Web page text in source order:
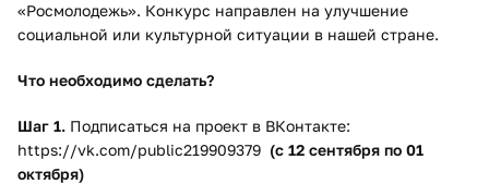
«Росмолодежь».​ Конкурс направлен на улучшение
социальной или культурной ситуации в нашей стране.
Что необходимо сделать?
Шаг 1. Подписаться на проект в ВКонтакте:
https://vk.com/public219909379 (с 12 сентября по 01
октября)